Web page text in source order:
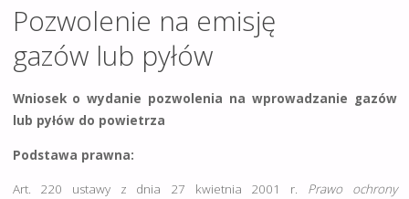
Pozwolenie na emisję
gazów lub pyłów
Wniosek o wydanie pozwolenia na wprowadzanie gazów
lub pyłów do powietrza
Podstawa prawna:
Art. 220 ustawy z dnia 27 kwietnia 2001 r. Prawo ochrony